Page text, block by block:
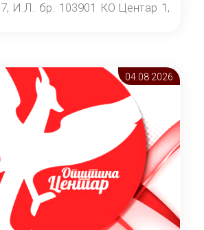
И.Л. бр. 103901 КО Центар 1,
9/2026), за времетраење од 3
од денот на потпишувањето на
закуп со најповолниот
04.08 2026